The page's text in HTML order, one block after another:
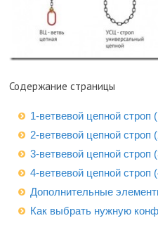
Содержание страницы
1-ветвевой цепной строп
2-ветвевой цепной строп
3-ветвевой цепной строп
4-ветвевой цепной строп
Дополнительные
Как выбрать нужную